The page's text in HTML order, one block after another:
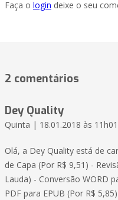
Faça o login deixe o seu
2 comentários
Dey Quality
Quinta | 18.01.2018 às 11h01
Olá, a Dey Quality está de
de Capa (Por R$ 9,51) -
Lauda) - Conversão WORD
PDF para EPUB (Por R$